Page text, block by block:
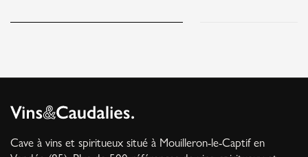
Cave à vins et spiritueux situé à Mouilleron-le-Captif en